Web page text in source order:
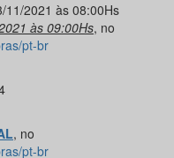
11/2021 às 08:00Hs
às 09:00Hs, no
pt-br
, no
pt-br